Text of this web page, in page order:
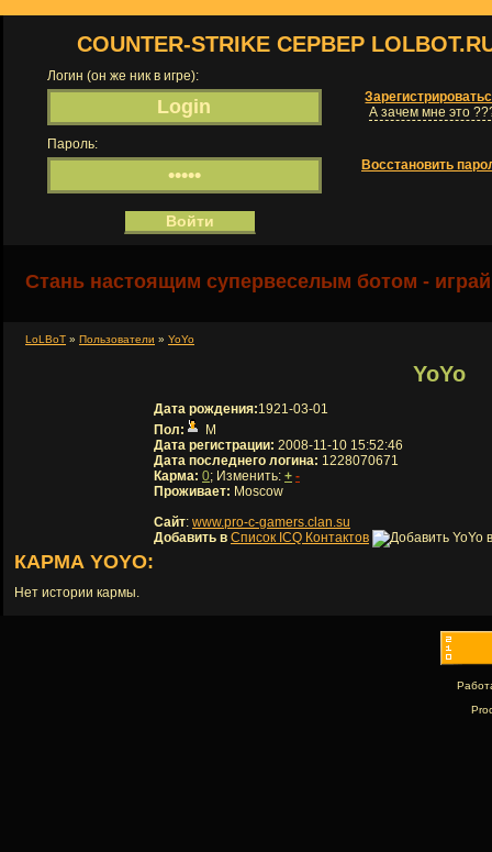
COUNTER-STRIKE СЕРВЕР
Логин (он же ник в игре):
А зачем мне это
Пароль:
Восстановить
Стань настоящим супервеселым ботом -
LoLBoT » Пользователи » YoYo
YoYo
Дата рождения:1921-03-01
Пол:
М
Дата регистрации: 2008-11-10 15:52:46
Дата последнего логина: 1228070671
Карма: 0; Изменить: + -
Проживает: Moscow
Сайт: www.pro-c-gamers.clan.su
Добавить в Список ICQ Контактов
КАРМА YOYO:
Нет истории кармы.